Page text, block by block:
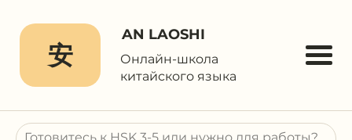
安
AN LAOSHI
Онлайн-школа
китайского языка